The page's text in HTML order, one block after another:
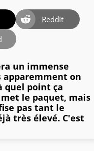
Reddit
un immense
on
quel point ça
le paquet, mais
pas tant le
très élevé. C'est